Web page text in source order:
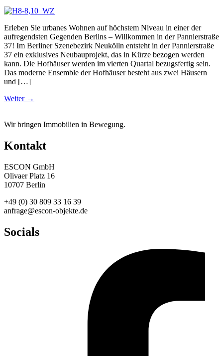
Erleben Sie urbanes Wohnen auf höchstem Niveau in einer der
aufregendsten Gegenden Berlins – Willkommen in der Pannierstraße
37! Im Berliner Szenebezirk Neukölln entsteht in der Pannierstraße
37 ein exklusives Neubauprojekt, das in Kürze bezogen werden
kann. Die Hofhäuser werden im vierten Quartal bezugsfertig sein.
Das moderne Ensemble der Hofhäuser besteht aus zwei Häusern
und […]
Weiter →
Wir bringen Immobilien in Bewegung.
Kontakt
ESCON GmbH
Olivaer Platz 16
10707 Berlin
+49 (0) 30 809 33 16 39
anfrage@escon-objekte.de
Socials